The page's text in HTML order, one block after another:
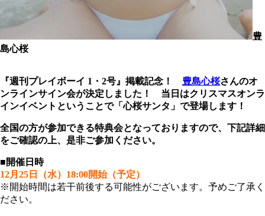
豊
島心桜
『週刊プレイボーイ 1・2号』掲載記念！ 豊島心桜さんのオ
ンラインサイン会が決定しました！ 当日はクリスマスオンラ
インイベントということで「心桜サンタ」で登場します！
全国の方が参加できる特典会となっておりますので、下記詳細
をご確認の上、是非ご参加ください。
■開催日時
12月25日（水）18:00開始（予定）
※開始時間は若干前後する可能性がございます。予めご了承く
ださい。